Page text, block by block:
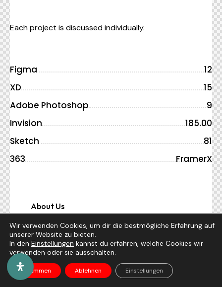
Each project is discussed individually.
Figma
12
XD
15
Adobe Photoshop
9
Invision
185.00
Sketch
81
FramerX
363
About Us
Wir verwenden Cookies, um dir die bestmögliche Erfahrung auf
unserer Website zu bieten.
In den Einstellungen kannst du erfahren, welche Cookies wir
verwenden oder sie ausschalten.
Zustimmen Ablehnen Einstellungen